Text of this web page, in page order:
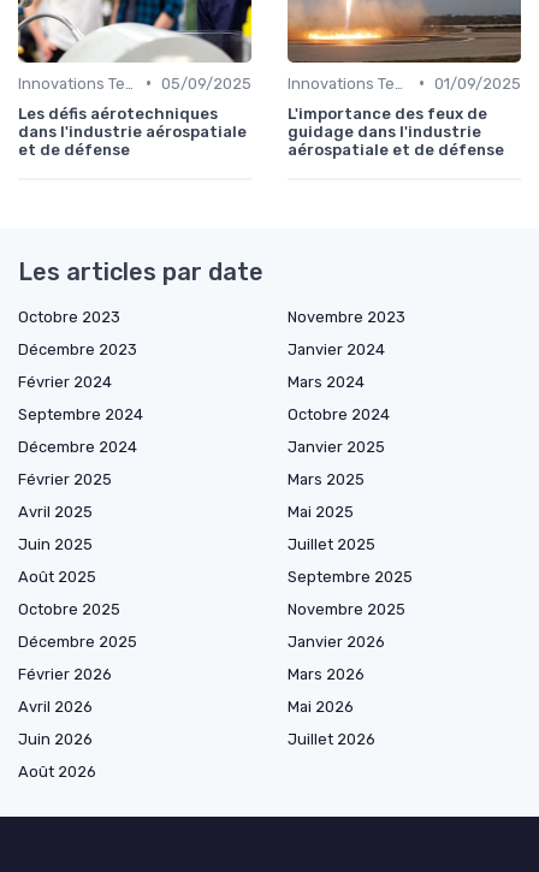
• 05/09/2025
Les défis aérotechniques
dans l'industrie aérospatiale
et de défense
• 01/09/2025
L'importance des feux de
guidage dans l'industrie
aérospatiale et de défense
Les articles par date
Octobre 2023
Novembre 2023
Décembre 2023
Janvier 2024
Février 2024
Mars 2024
Septembre 2024
Octobre 2024
Décembre 2024
Janvier 2025
Février 2025
Mars 2025
Avril 2025
Mai 2025
Juin 2025
Juillet 2025
Août 2025
Septembre 2025
Octobre 2025
Novembre 2025
Décembre 2025
Janvier 2026
Février 2026
Mars 2026
Avril 2026
Mai 2026
Juin 2026
Juillet 2026
Août 2026